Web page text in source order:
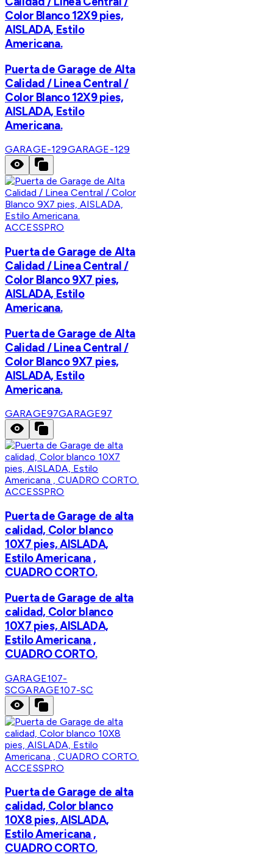
Color Blanco 12X9 pies,
AISLADA, Estilo
Americana.
Puerta de Garage de Alta
Calidad / Linea Central /
Color Blanco 12X9 pies,
AISLADA, Estilo
Americana.
GARAGE-129GARAGE-129
ACCESSPRO
Puerta de Garage de Alta
Calidad / Linea Central /
Color Blanco 9X7 pies,
AISLADA, Estilo
Americana.
Puerta de Garage de Alta
Calidad / Linea Central /
Color Blanco 9X7 pies,
AISLADA, Estilo
Americana.
GARAGE97GARAGE97
ACCESSPRO
Puerta de Garage de alta
calidad, Color blanco
10X7 pies, AISLADA,
Estilo Americana ,
CUADRO CORTO.
Puerta de Garage de alta
calidad, Color blanco
10X7 pies, AISLADA,
Estilo Americana ,
CUADRO CORTO.
GARAGE107-
SCGARAGE107-SC
ACCESSPRO
Puerta de Garage de alta
calidad, Color blanco
10X8 pies, AISLADA,
Estilo Americana ,
CUADRO CORTO.